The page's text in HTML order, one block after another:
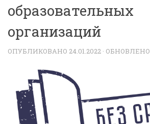
образовательных
организаций
ОПУБЛИКОВАНО 24.01.2022 · ОБНОВЛЕНО